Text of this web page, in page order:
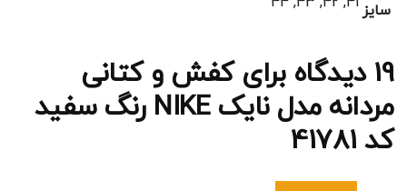
سایز
19 دیدگاه برای
کفش و کتانی
مردانه مدل نایک NIKE رنگ سفید
کد 41781